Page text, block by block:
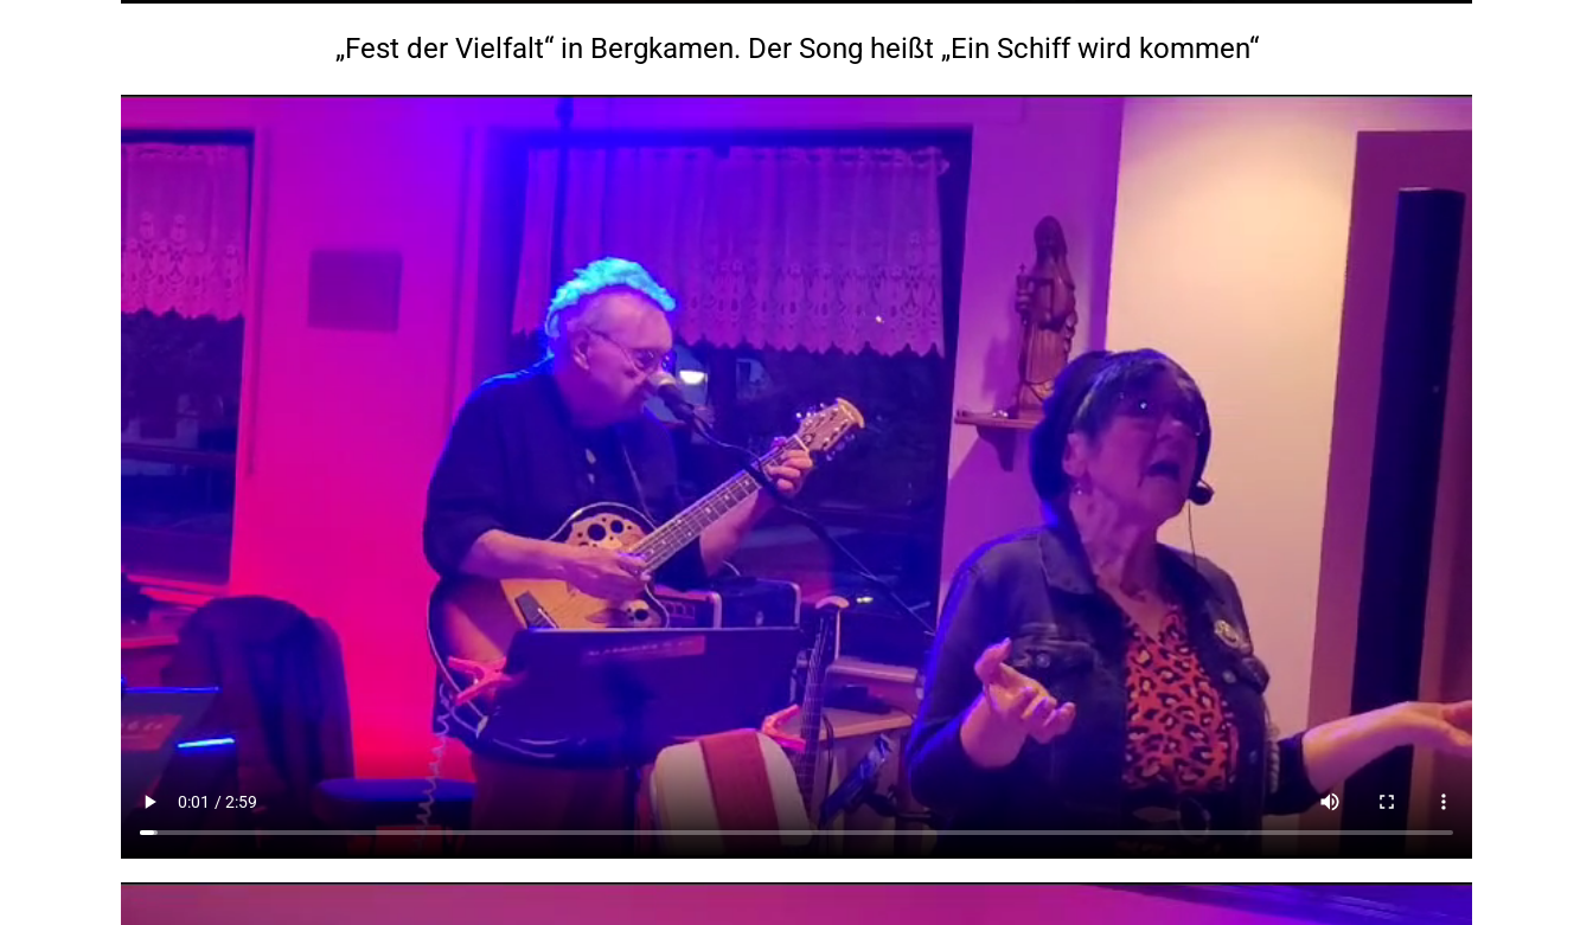
„Fest der Vielfalt“ in Bergkamen. Der Song heißt „Ein Schiff wird kommen“